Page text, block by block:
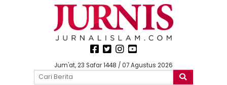
Jum'at, 23 Safar 1448 / 07 Agustus 2026